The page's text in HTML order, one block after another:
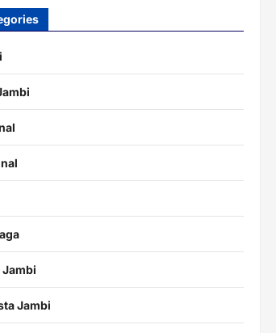
Jambi
Jambi